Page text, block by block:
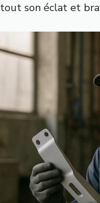
tout son éclat et